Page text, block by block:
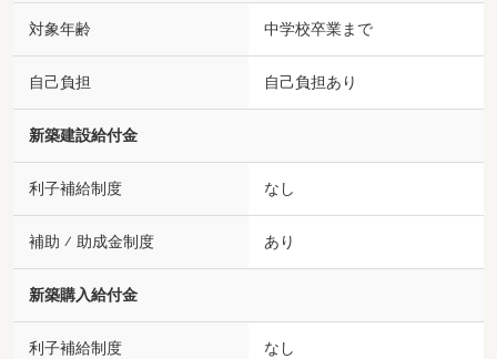
対象年齢 中学校卒業まで
自己負担 自己負担あり
新築建設給付金
利子補給制度 なし
補助 ⁄ 助成金制度 あり
新築購入給付金
利子補給制度 なし